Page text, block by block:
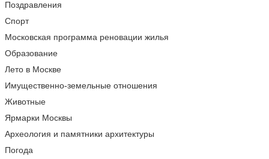
Поздравления
Спорт
Московская программа реновации жилья
Образование
Лето в Москве
Имущественно-земельные отношения
Животные
Ярмарки Москвы
Археология и памятники архитектуры
Погода